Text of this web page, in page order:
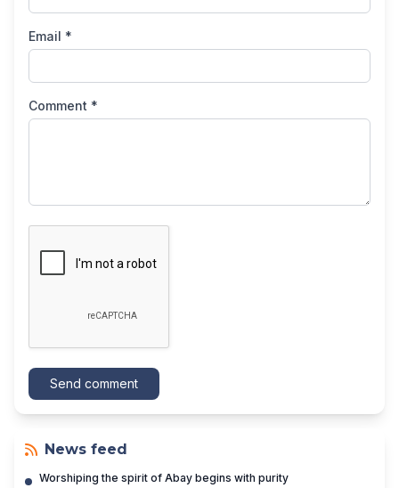
Email *
Comment *
Send comment
News feed
Worshiping the spirit of Abay begins with purity